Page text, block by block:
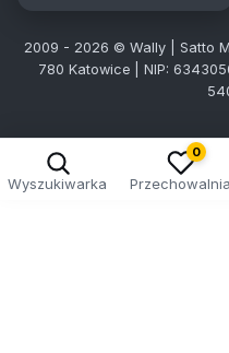
2009 - 2026 © Wally | Satto
780 Katowice | NIP:
Wyszukiwarka
0
Przechowalnia